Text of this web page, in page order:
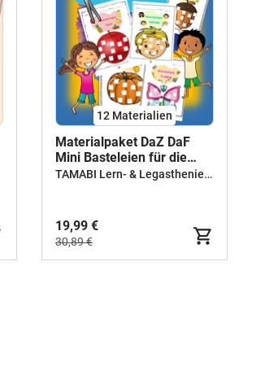
12 Materialien
Materialpaket DaZ DaF
Mini Basteleien für die
Wortschatzarbeit - daz/daf
nach Themen
TAMABI Lern- & Legastheniespiele
19,99 €
30,89 €